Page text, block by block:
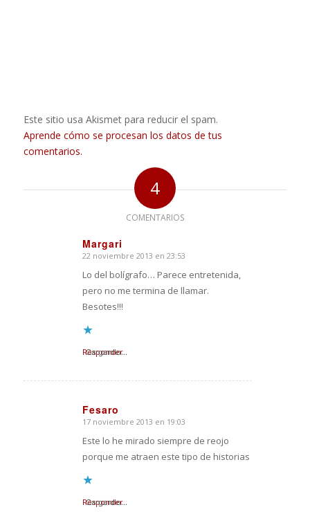
Este sitio usa Akismet para reducir el spam.
Aprende cómo se procesan los datos de tus
comentarios.
4
COMENTARIOS
Margari
Dice:
22 noviembre 2013 en 23:53
Lo del bolígrafo… Parece entretenida,
pero no me termina de llamar.
Besotes!!!
Cargando...
Responder
Fesaro
Dice:
17 noviembre 2013 en 19:03
Este lo he mirado siempre de reojo
porque me atraen este tipo de historias
Cargando...
Responder